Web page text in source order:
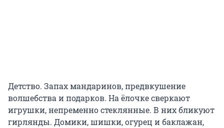
Детство. Запах мандаринов, предвкушение
волшебства и подарков. На ёлочке сверкают
игрушки, непременно стеклянные. В них бликуют
гирлянды. Домики, шишки, огурец и баклажан,